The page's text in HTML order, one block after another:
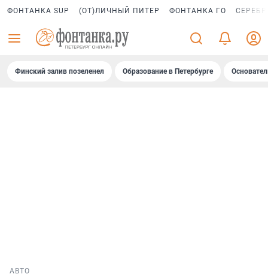
ФОНТАНКА SUP (ОТ)ЛИЧНЫЙ ПИТЕР ФОНТАНКА ГО
Финский залив позеленел Образование в Петербурге
АВТО